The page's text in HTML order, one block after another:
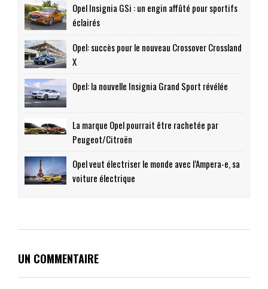
Opel Insignia GSi : un engin affûté pour sportifs
éclairés
Opel: succès pour le nouveau Crossover Crossland
X
Opel: la nouvelle Insignia Grand Sport révélée
La marque Opel pourrait être rachetée par
Peugeot/Citroën
Opel veut électriser le monde avec l’Ampera-e, sa
voiture électrique
UN COMMENTAIRE